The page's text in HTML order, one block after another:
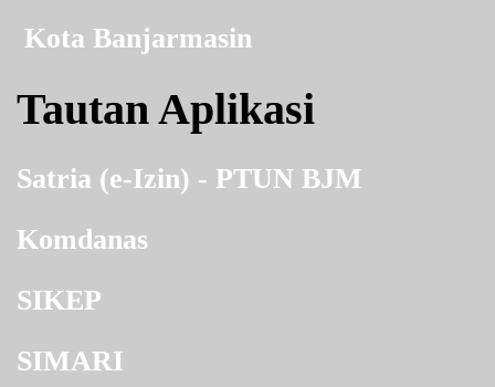
Kota Banjarmasin
Tautan Aplikasi
Satria (e-Izin) - PTUN BJM
Komdanas
SIKEP
SIMARI